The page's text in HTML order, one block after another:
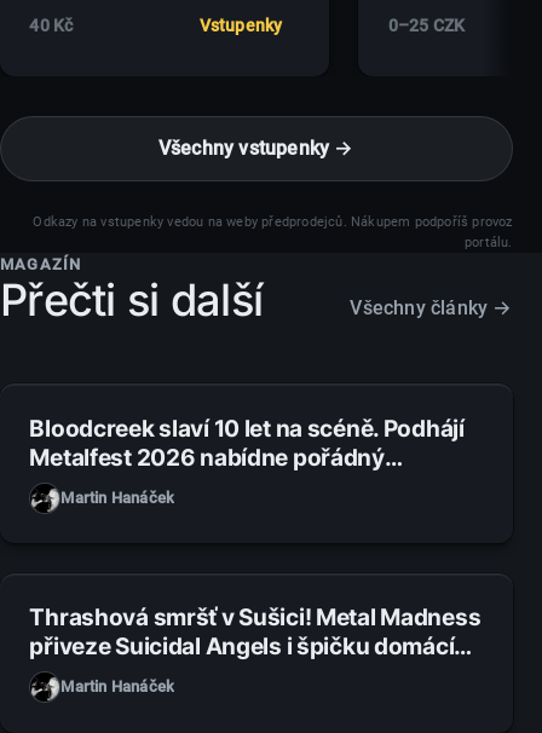
40 Kč Vstupenky 0–25 CZK
Všechny vstupenky →
Odkazy na vstupenky vedou na weby předprodejců. Nákupem podpoříš provoz
portálu.
MAGAZÍN
Přečti si další Všechny články →
Bloodcreek slaví 10 let na scéně. Podhájí
Metalfest 2026 nabídne pořádný
metalový večírek
Martin Hanáček
Thrashová smršť v Sušici! Metal Madness
přiveze Suicidal Angels i špičku domácí
scényMartin Hanáček